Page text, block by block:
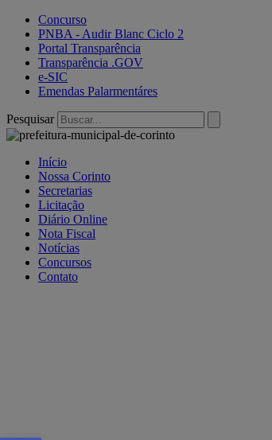
para
conteúdo
Concurso
PNBA - Audir Blanc Ciclo 2
Portal Transparência
Transparência .GOV
e-SIC
Emendas Palarmentáres
Pesquisar
Início
Nossa Corinto
Secretarias
Licitação
Diário Online
Nota Fiscal
Notícias
Concursos
Contato